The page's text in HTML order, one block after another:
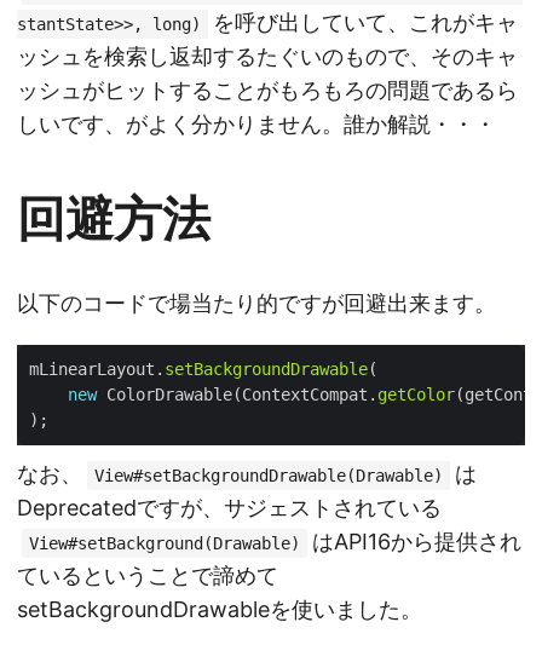
stantState>>, long)
を呼び出していて、これがキャ
ッシュを検索し返却するたぐいのもので、そのキャ
ッシュがヒットすることがもろもろの問題であるら
しいです、がよく分かりません。誰か解説・・・
回避方法
以下のコードで場当たり的ですが回避出来ます。
mLinearLayout. setBackgroundDrawable
new ColorDrawable(ContextCompat. getColor
なお、 View#setBackgroundDrawable(Drawable)
は
Deprecatedですが、サジェストされている
View#setBackground(Drawable)
はAPI16から提供され
ているということで諦めて
setBackgroundDrawableを使いました。